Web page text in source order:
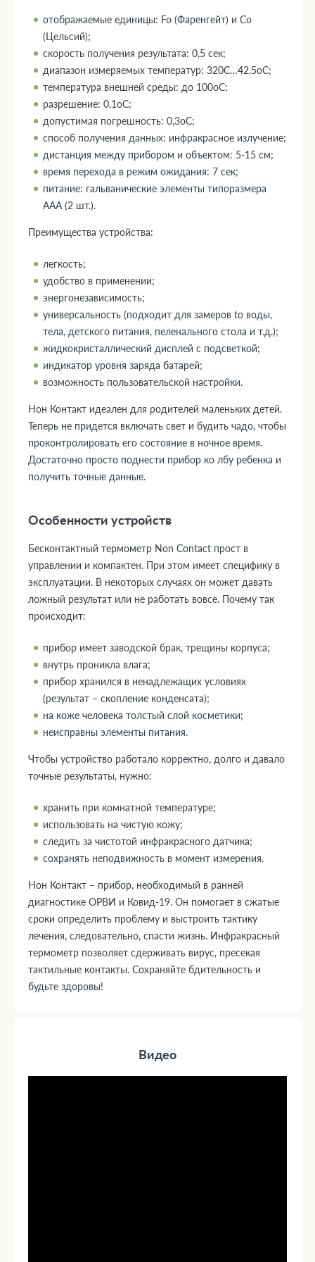
отображаемые единицы: Fo (Фаренгейт) и Co
(Цельсий);
скорость получения результата: 0,5 сек;
диапазон измеряемых температур: 320С…42,5оС;
температура внешней среды: до 100оС;
разрешение: 0,1оС;
допустимая погрешность: 0,3оС;
способ получения данных: инфракрасное излучение;
дистанция между прибором и объектом: 5-15 см;
время перехода в режим ожидания: 7 сек;
питание: гальванические элементы типоразмера
ААА (2 шт.).
Преимущества устройства:
легкость;
удобство в применении;
энергонезависимость;
универсальность (подходит для замеров tо воды,
тела, детского питания, пеленального стола и т.д.);
жидкокристаллический дисплей с подсветкой;
индикатор уровня заряда батарей;
возможность пользовательской настройки.
Нон Контакт идеален для родителей маленьких детей.
Теперь не придется включать свет и будить чадо, чтобы
проконтролировать его состояние в ночное время.
Достаточно просто поднести прибор ко лбу ребенка и
получить точные данные.
Особенности устройств
Бесконтактный термометр Non Сontact прост в
управлении и компактен. При этом имеет специфику в
эксплуатации. В некоторых случаях он может давать
ложный результат или не работать вовсе. Почему так
происходит:
прибор имеет заводской брак, трещины корпуса;
внутрь проникла влага;
прибор хранился в ненадлежащих условиях
(результат – скопление конденсата);
на коже человека толстый слой косметики;
неисправны элементы питания.
Чтобы устройство работало корректно, долго и давало
точные результаты, нужно:
хранить при комнатной температуре;
использовать на чистую кожу;
следить за чистотой инфракрасного датчика;
сохранять неподвижность в момент измерения.
Нон Контакт – прибор, необходимый в ранней
диагностике ОРВИ и Ковид-19. Он помогает в сжатые
сроки определить проблему и выстроить тактику
лечения, следовательно, спасти жизнь. Инфракрасный
термометр позволяет сдерживать вирус, пресекая
тактильные контакты. Сохраняйте бдительность и
будьте здоровы!
Видео